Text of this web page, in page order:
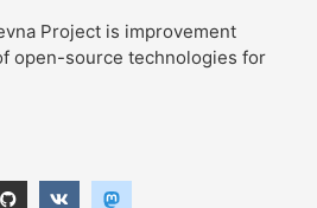
Project is improvement
open-source technologies for